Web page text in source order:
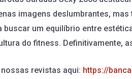
imagens deslumbrantes,
buscar um equilíbrio entre
do fitness. Definitivamente,
revistas aqui: https://